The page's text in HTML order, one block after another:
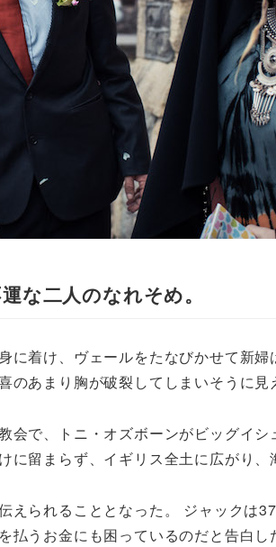
な二人のなれそめ。
着け、ヴェールをたなびかせて新
あまり胸が破裂してしまいそうに見
で、トニ・オズボーンがビッグイ
留まらず、イギリス全土に広がり、
えられることとなった。 ジャック
払うお金にも困っているのだと告白